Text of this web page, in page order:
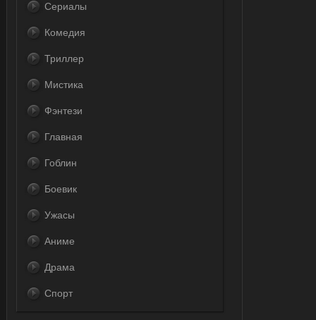
Сериалы
Комедия
Триллер
Мистика
Фэнтези
Главная
Гоблин
Боевик
Ужасы
Аниме
Драма
Спорт